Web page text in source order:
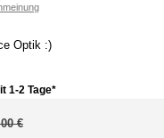
Optik :)
1-2 Tage*
€